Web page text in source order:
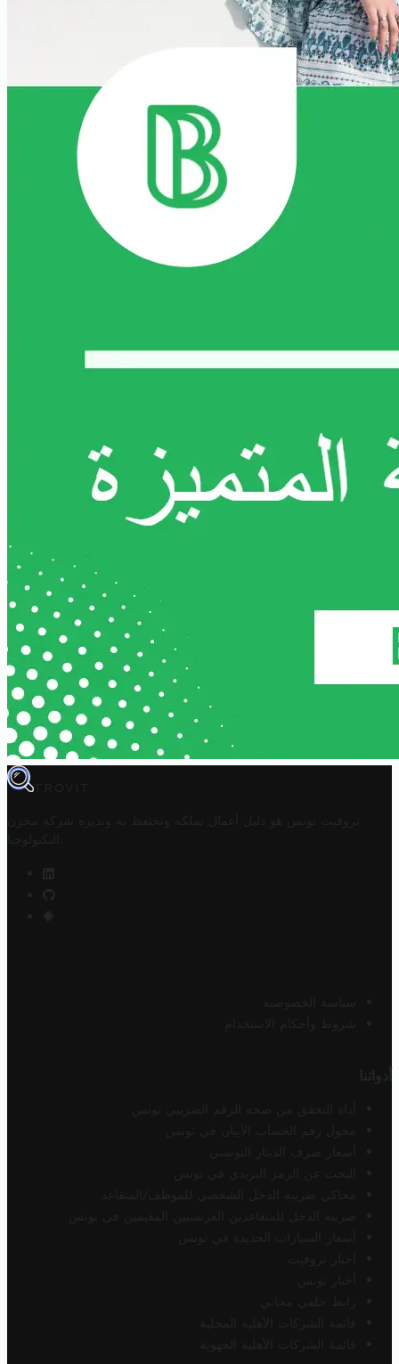
TROVIT
تروفيت تونس هو دليل أعمال تملكه وتحتفظ به وتديره
شركة مخزن
التكنولوجيا
سياسة الخصوصية
شروط وأحكام الاستخدام
أدواتنا
أداة التحقق من صحة الرقم الضريبي تونس
محول رقم الحساب الآيبان في تونس
أسعار صرف الدينار التونسي
البحث عن الرمز البريدي في تونس
محاكي ضريبة الدخل الشخصي للموظف/المتقاعد
ضريبة الدخل للمتقاعدين الفرنسيين المقيمين في تونس
أسعار السيارات الجديدة في تونس
أخبار تروفيت
أخبار تونس
رابط خلفي مجاني
قائمة الشركات الأهلية المحلية
قائمة الشركات الأهلية الجهوية